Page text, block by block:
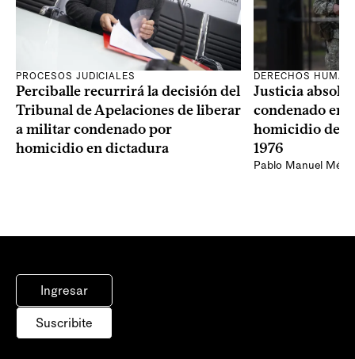
PROCESOS JUDICIALES
Perciballe recurrirá la decisión del
Tribunal de Apelaciones de liberar
a militar condenado por
homicidio en dictadura
DERECHOS
Justicia
condenado en
homicidio de
1976
Pablo Manuel
Ingresar
Suscribite